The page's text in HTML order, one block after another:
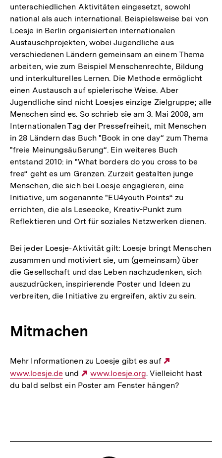
unterschiedlichen Aktivitäten eingesetzt, sowohl
national als auch international. Beispielsweise bei von
Loesje in Berlin organisierten internationalen
Austauschprojekten, wobei Jugendliche aus
verschiedenen Ländern gemeinsam an einem Thema
arbeiten, wie zum Beispiel Menschenrechte, Bildung
und interkulturelles Lernen. Die Methode ermöglicht
einen Austausch auf spielerische Weise. Aber
Jugendliche sind nicht Loesjes einzige Zielgruppe; alle
Menschen sind es. So schrieb sie am 3. Mai 2008, am
Internationalen Tag der Pressefreiheit, mit Menschen
in 28 Ländern das Buch "Book in one day“ zum Thema
"freie Meinungsäußerung“. Ein weiteres Buch
entstand 2010: in "What borders do you cross to be
free“ geht es um Grenzen. Zurzeit gestalten junge
Menschen, die sich bei Loesje engagieren, eine
Initiative, um sogenannte "EU4youth Points“ zu
errichten, die als Leseecke, Kreativ-Punkt zum
Reflektieren und Ort für soziales Netzwerken dienen.
Bei jeder Loesje-Aktivität gilt: Loesje bringt Menschen
zusammen und motiviert sie, um (gemeinsam) über
die Gesellschaft und das Leben nachzudenken, sich
auszudrücken, inspirierende Poster und Ideen zu
verbreiten, die Initiative zu ergreifen, aktiv zu sein.
Mitmachen
Mehr Informationen zu Loesje gibt es auf
Link:
www.loesje.de und
Externer
Link:
www.loesje.org. Vielleicht hast
du bald selbst ein Poster am Fenster hängen?